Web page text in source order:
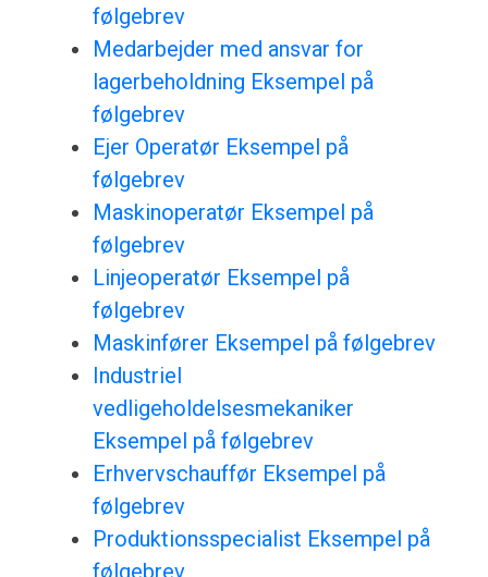
følgebrev
Medarbejder med ansvar for
lagerbeholdning Eksempel på
følgebrev
Ejer Operatør Eksempel på
følgebrev
Maskinoperatør Eksempel på
følgebrev
Linjeoperatør Eksempel på
følgebrev
Maskinfører Eksempel på følgebrev
Industriel
vedligeholdelsesmekaniker
Eksempel på følgebrev
Erhvervschauffør Eksempel på
følgebrev
Produktionsspecialist Eksempel på
følgebrev